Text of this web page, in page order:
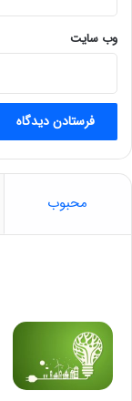
وب‌ سایت
محبوب